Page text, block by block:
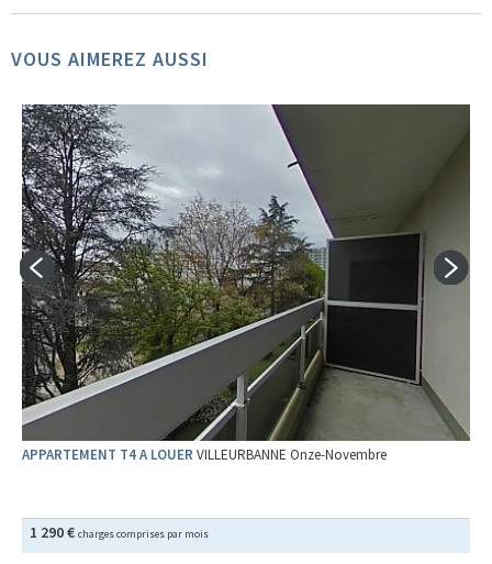
VOUS AIMEREZ AUSSI
APPARTEMENT T4 A LOUER VILLEURBANNE Onze-Novembre
1 290 € charges comprises par mois